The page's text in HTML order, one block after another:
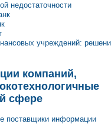
недостаточности
учреждений:
компаний,
сфере
поставщики информации